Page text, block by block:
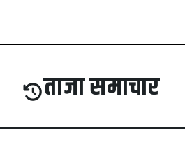
ताजा समाचार